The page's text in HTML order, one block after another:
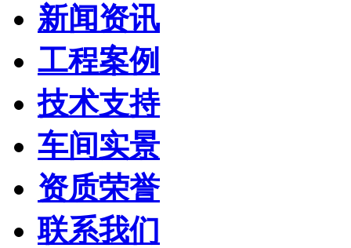
新闻资讯
工程案例
技术支持
车间实景
资质荣誉
联系我们